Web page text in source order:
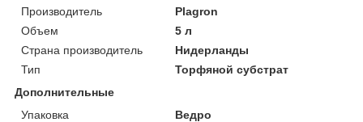
Производитель
Plagron
Объем
5 л
Страна производитель
Нидерланды
Тип
Торфяной субстрат
Дополнительные
Упаковка
Ведро